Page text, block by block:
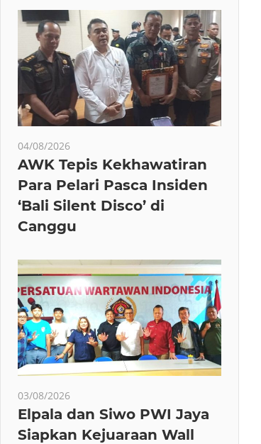
04/08/2026
AWK Tepis Kekhawatiran
Para Pelari Pasca Insiden
‘Bali Silent Disco’ di
Canggu
03/08/2026
Elpala dan Siwo PWI Jaya
Siapkan Kejuaraan Wall